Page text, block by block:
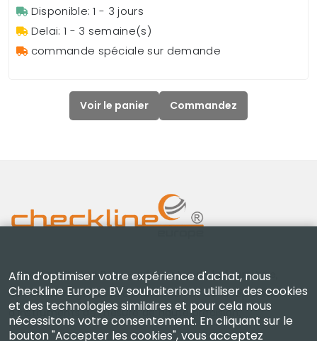
Disponible: 1 - 3 jours
Delai: 1 - 3 semaine(s)
commande spéciale sur demande
Voir le panier Commandez
Checkline Europe B.V. — spécialistes de la fourniture,
de l'étalonnage, de la certification et de la réparation
d'instruments de mesure de haute précision.
Afin d’optimiser votre expérience d'achat, nous
Checkline Europe BV souhaiterions utiliser des cookies
et des technologies similaires et pour cela nous
nécessitons votre consentement. En cliquant sur le
bouton "Accepter les cookies", vous acceptez